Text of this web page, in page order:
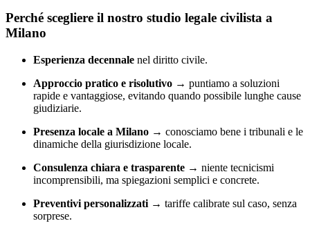
Perché scegliere il nostro studio legale civilista a
Milano
Esperienza decennale nel diritto civile.
Approccio pratico e risolutivo → puntiamo a soluzioni
rapide e vantaggiose, evitando quando possibile lunghe cause
giudiziarie.
Presenza locale a Milano → conosciamo bene i tribunali e le
dinamiche della giurisdizione locale.
Consulenza chiara e trasparente → niente tecnicismi
incomprensibili, ma spiegazioni semplici e concrete.
Preventivi personalizzati → tariffe calibrate sul caso, senza
sorprese.